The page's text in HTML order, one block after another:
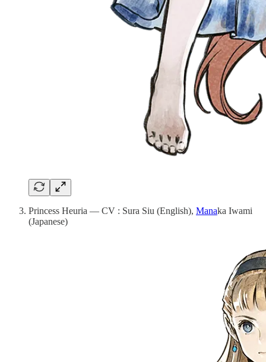
Princess Heuria — CV : Sura Siu (English), Manaka Iwami
(Japanese)